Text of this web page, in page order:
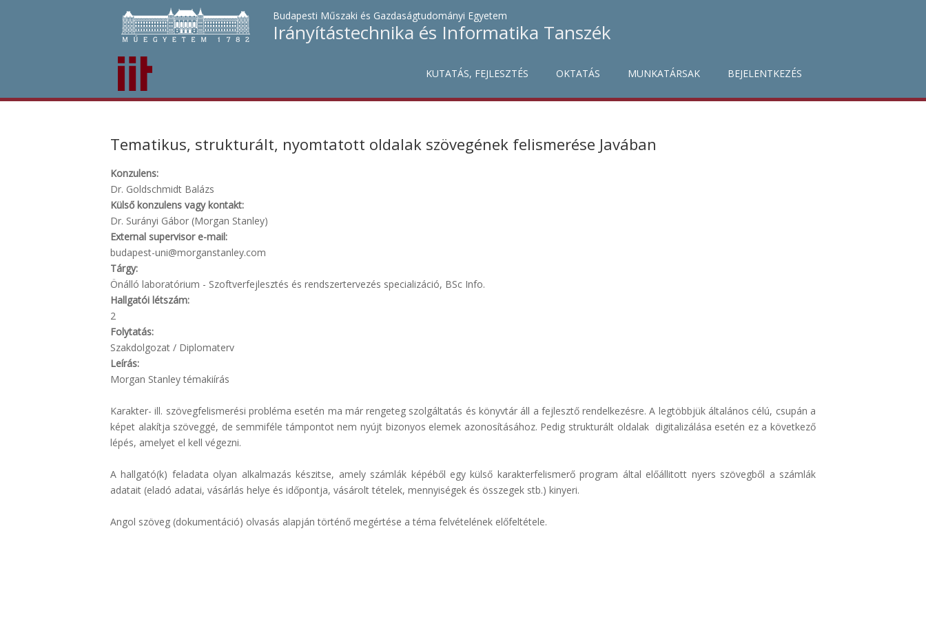
Budapesti Műszaki és Gazdaságtudományi Egyetem
Irányítástechnika és Informatika Tanszék
KUTATÁS, FEJLESZTÉS OKTATÁS MUNKATÁRSAK BEJELENTKEZÉS
Tematikus, strukturált, nyomtatott oldalak szövegének felismerése Javában
Konzulens:
Dr. Goldschmidt Balázs
Külső konzulens vagy kontakt:
Dr. Surányi Gábor (Morgan Stanley)
External supervisor e-mail:
budapest-uni@morganstanley.com
Tárgy:
Önálló laboratórium - Szoftverfejlesztés és rendszertervezés specializáció, BSc Info.
Hallgatói létszám:
2
Folytatás:
Szakdolgozat / Diplomaterv
Leírás:
Morgan Stanley témakiírás
Karakter- ill. szövegfelismerési probléma esetén ma már rengeteg szolgáltatás és könyvtár áll a fejlesztő rendelkezésre. A legtöbbjük általános célú, csupán a
képet alakítja szöveggé, de semmiféle támpontot nem nyújt bizonyos elemek azonosításához. Pedig strukturált oldalak digitalizálása esetén ez a következő
lépés, amelyet el kell végezni.
A hallgató(k) feladata olyan alkalmazás készitse, amely számlák képéből egy külső karakterfelismerő program által előállitott nyers szövegből a számlák
adatait (eladó adatai, vásárlás helye és időpontja, vásárolt tételek, mennyiségek és összegek stb.) kinyeri.
Angol szöveg (dokumentáció) olvasás alapján történő megértése a téma felvételének előfeltétele.